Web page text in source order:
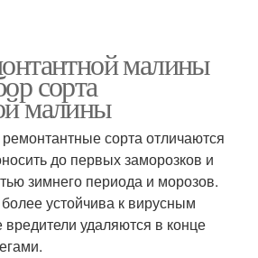
малины
сорта
малины
сорта отличаются
до первых заморозков и
зимнего периода и морозов.
устойчива к вирусным
удаляются в конце